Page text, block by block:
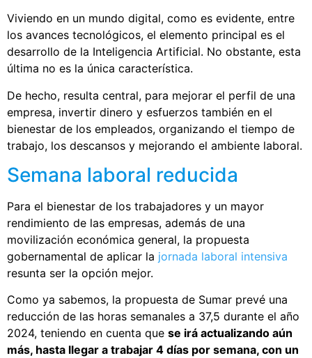
Viviendo en un mundo digital, como es evidente, entre
los avances tecnológicos, el elemento principal es el
desarrollo de la Inteligencia Artificial. No obstante, esta
última no es la única característica.
De hecho, resulta central, para mejorar el perfil de una
empresa, invertir dinero y esfuerzos también en el
bienestar de los empleados, organizando el tiempo de
trabajo, los descansos y mejorando el ambiente laboral.
Semana laboral reducida
Para el bienestar de los trabajadores y un mayor
rendimiento de las empresas, además de una
movilización económica general, la propuesta
gobernamental de aplicar la jornada laboral intensiva
resunta ser la opción mejor.
Como ya sabemos, la propuesta de Sumar prevé una
reducción de las horas semanales a 37,5 durante el año
2024, teniendo en cuenta que se irá actualizando aún
más, hasta llegar a trabajar 4 días por semana, con un